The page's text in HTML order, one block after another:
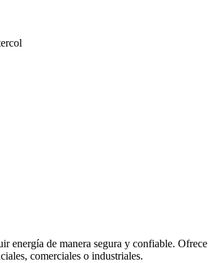
energía de manera segura y confiable. Ofrece
comerciales o industriales.